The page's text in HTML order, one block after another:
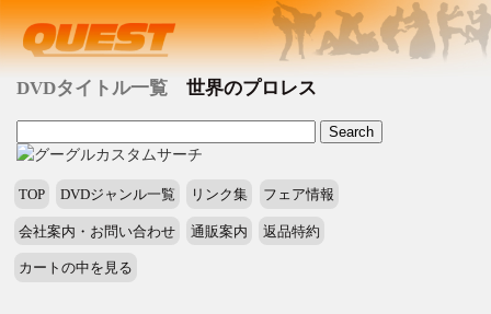
DVDタイトル一覧 世界のプロレス
TOP DVDジャンル一覧 リンク集 フェア情報
会社案内・お問い合わせ 通販案内 返品特約
カートの中を見る